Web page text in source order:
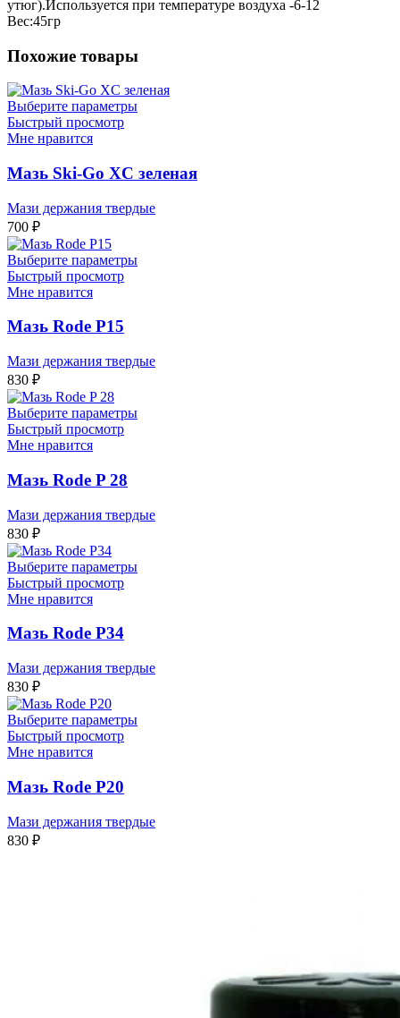
утюг).Используется при температуре воздуха -6-12
Вес:45гр
Похожие товары
Выберите параметры
Быстрый просмотр
Мне нравится
Мазь Ski-Go XC зеленая
Мази держания твердые
700 ₽
Выберите параметры
Быстрый просмотр
Мне нравится
Мазь Rode P15
Мази держания твердые
830 ₽
Выберите параметры
Быстрый просмотр
Мне нравится
Мазь Rode P 28
Мази держания твердые
830 ₽
Выберите параметры
Быстрый просмотр
Мне нравится
Мазь Rode P34
Мази держания твердые
830 ₽
Выберите параметры
Быстрый просмотр
Мне нравится
Мазь Rode P20
Мази держания твердые
830 ₽